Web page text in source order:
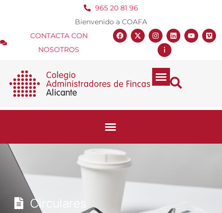
965 20 81 96
Bienvenido a COAFA
CONTACTA CON
NOSOTROS
Circulares